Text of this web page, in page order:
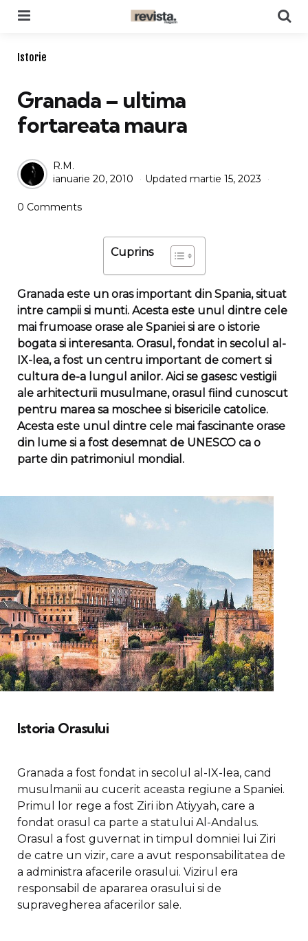
Categories
Istorie
Granada – ultima
fortareata maura
Posted
by
R.M.
ianuarie 20, 2010
Updated martie 15, 2023
0 Comments
Cuprins
Granada este un oras important din Spania, situat
intre campii si munti. Acesta este unul dintre cele
mai frumoase orase ale Spaniei si are o istorie
bogata si interesanta. Orasul, fondat in secolul al-
IX-lea, a fost un centru important de comert si
cultura de-a lungul anilor. Aici se gasesc vestigii
ale arhitecturii musulmane, orasul fiind cunoscut
pentru marea sa moschee si bisericile catolice.
Acesta este unul dintre cele mai fascinante orase
din lume si a fost desemnat de UNESCO ca o
parte din patrimoniul mondial.
Istoria Orasului
Granada a fost fondat in secolul al-IX-lea, cand
musulmanii au cucerit aceasta regiune a Spaniei.
Primul lor rege a fost Ziri ibn Atiyyah, care a
fondat orasul ca parte a statului Al-Andalus.
Orasul a fost guvernat in timpul domniei lui Ziri
de catre un vizir, care a avut responsabilitatea de
a administra afacerile orasului. Vizirul era
responsabil de apararea orasului si de
supravegherea afacerilor sale.